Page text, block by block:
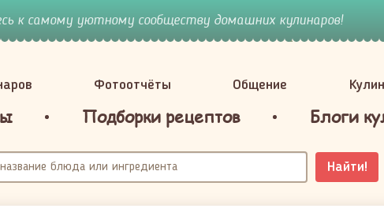
к самому уютному сообществу домашних кулинаров!
Фотоотчёты Общение
Подборки рецептов Блоги
Найти!